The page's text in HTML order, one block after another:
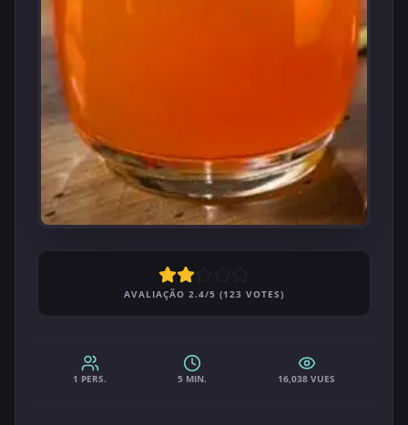
AVALIAÇÃO 2.4/5 (123 VOTES)
1 PERS. 5 MIN. 16,038 VUES